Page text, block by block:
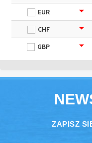
EUR
CHF
GBP
ZAPISZ